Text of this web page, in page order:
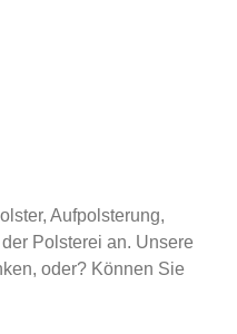
Aufpolsterung,
Polsterei an. Unsere
oder? Können Sie